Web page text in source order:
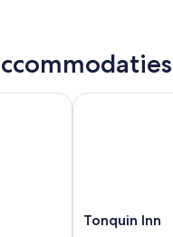
Tonquin
Tonquin Inn
Tonquin Inn